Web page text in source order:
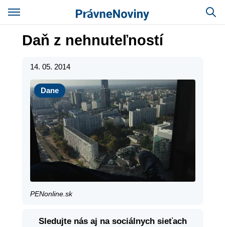
Daň z nehnuteľností
14. 05. 2014
Dane
Dane
PENonline.sk
Sledujte nás aj na sociálnych sieťach